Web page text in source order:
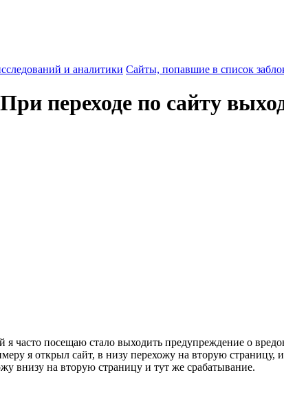
и аналитики Сайты, попавшие в список
переходе по сайту
часто посещаю стало выходить предупреждение о
я открыл сайт, в низу перехожу на вторую страницу,
внизу на вторую страницу и тут же срабатывание.